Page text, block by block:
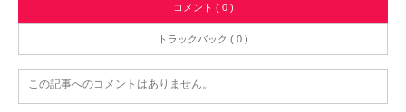
コメント ( 0 )
トラックバック ( 0 )
この記事へのコメントはありません。